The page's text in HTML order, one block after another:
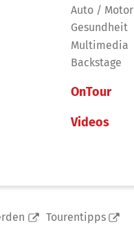
Auto / Motor
Gesundheit
Multimedia
Backstage
OnTour
Videos
Tourentipps